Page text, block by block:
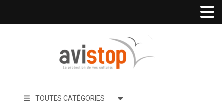
TOUTES CATÉGORIES